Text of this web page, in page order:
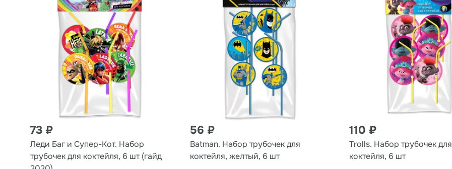
73 ₽
Леди Баг и Супер-Кот. Набор
трубочек для коктейля, 6 шт (гайд
56 ₽
Batman. Набор трубочек для
коктейля, желтый, 6 шт
110 ₽
Trolls. Набор трубочек для
коктейля, 6 шт